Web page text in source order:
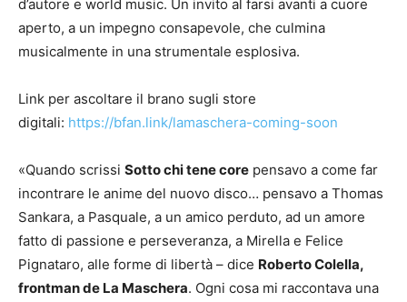
d’autore e world music. Un invito al farsi avanti a cuore
aperto, a un impegno consapevole, che culmina
musicalmente in una strumentale esplosiva.
Link per ascoltare il brano sugli store
digitali: https://bfan.link/lamaschera-coming-soon
«Quando scrissi Sotto chi tene core pensavo a come far
incontrare le anime del nuovo disco… pensavo a Thomas
Sankara, a Pasquale, a un amico perduto, ad un amore
fatto di passione e perseveranza, a Mirella e Felice
Pignataro, alle forme di libertà – dice Roberto Colella,
frontman de La Maschera. Ogni cosa mi raccontava una